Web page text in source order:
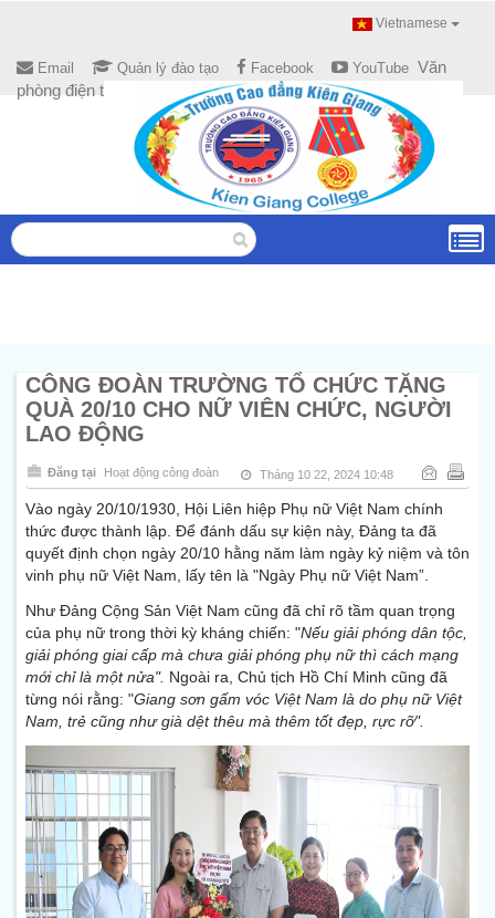
Vietnamese
Email Quản lý đào tạo Facebook YouTube Văn
phòng điện tử
CÔNG ĐOÀN TRƯỜNG TỔ CHỨC TẶNG
QUÀ 20/10 CHO NỮ VIÊN CHỨC, NGƯỜI
LAO ĐỘNG
Đăng tại Hoạt động công đoàn Tháng 10 22, 2024 10:48
Vào ngày 20/10/1930, Hội Liên hiệp Phụ nữ Việt Nam chính
thức được thành lập. Để đánh dấu sự kiện này, Đảng ta đã
quyết định chọn ngày 20/10 hằng năm làm ngày kỷ niệm và tôn
vinh phụ nữ Việt Nam, lấy tên là "Ngày Phụ nữ Việt Nam”.
Như Đảng Cộng Sản Việt Nam cũng đã chỉ rõ tầm quan trọng
của phụ nữ trong thời kỳ kháng chiến: "Nếu giải phóng dân tộc,
giải phóng giai cấp mà chưa giải phóng phụ nữ thì cách mạng
mới chỉ là một nửa". Ngoài ra, Chủ tịch Hồ Chí Minh cũng đã
từng nói rằng: "Giang sơn gấm vóc Việt Nam là do phụ nữ Việt
Nam, trẻ cũng như già dệt thêu mà thêm tốt đẹp, rực rỡ".